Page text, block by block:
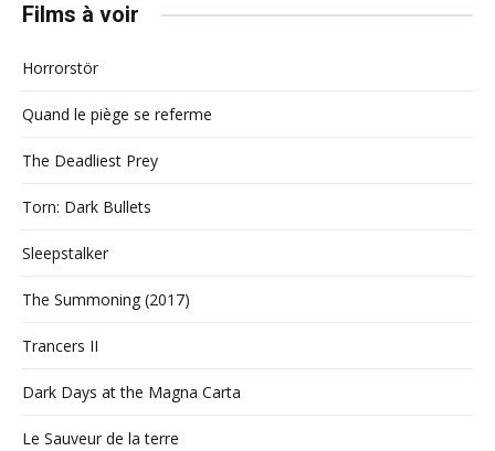
Films à voir
Horrorstör
Quand le piège se referme
The Deadliest Prey
Torn: Dark Bullets
Sleepstalker
The Summoning (2017)
Trancers II
Dark Days at the Magna Carta
Le Sauveur de la terre